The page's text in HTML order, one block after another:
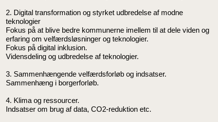
2. Digital transformation og styrket udbredelse af modne
teknologier
Fokus på at blive bedre kommunerne imellem til at dele viden og
erfaring om velfærdsløsninger og teknologier.
Fokus på digital inklusion.
Vidensdeling og udbredelse af teknologier.
3. Sammenhængende velfærdsforløb og indsatser.
Sammenhæng i borgerforløb.
4. Klima og ressourcer.
Indsatser om brug af data, CO2-reduktion etc.